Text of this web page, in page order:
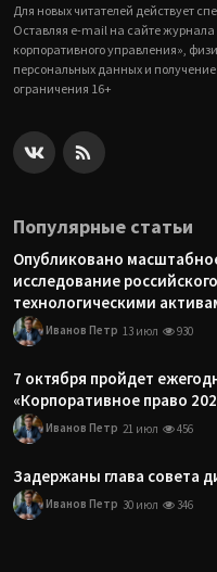
Для новых читателей действует
Оставляя e-mail на сайте
корпоративного управления»,
персональных данных и
ограничения 16+
Популярные статьи
Опубликовано
исследование
технологическими
Иванов Петр 13 июл 930
7 октября пройдет
«Корпоративное право
Иванов Петр 21 июл 456
Задержаны глава совета
Иванов Петр 30 июл 346